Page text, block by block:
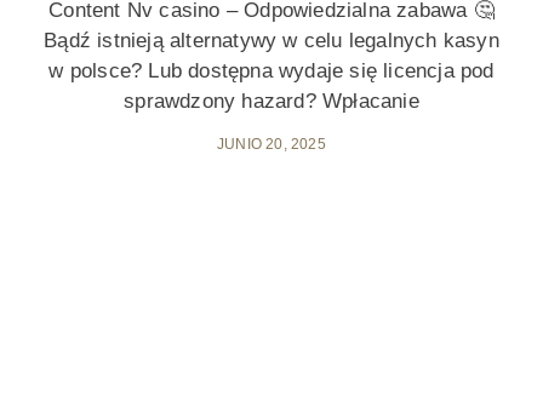
Content Nv casino – Odpowiedzialna zabawa 🤔
Bądź istnieją alternatywy w celu legalnych kasyn
w polsce? Lub dostępna wydaje się licencja pod
sprawdzony hazard? Wpłacanie
JUNIO 20, 2025